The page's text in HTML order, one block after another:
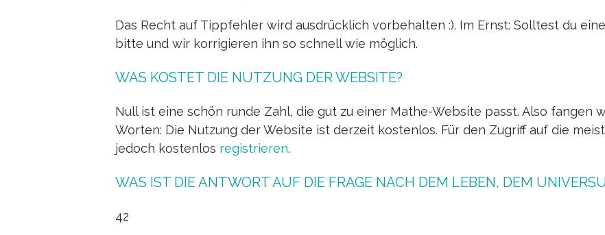
Das Recht auf Tippfehler wird ausdrücklich vorbehalten :). Im Ernst: Solltest du
bitte und wir korrigieren ihn so schnell wie möglich.
WAS KOSTET DIE NUTZUNG DER WEBSITE?
Null ist eine schön runde Zahl, die gut zu einer Mathe-Website passt. Also fangen
Worten: Die Nutzung der Website ist derzeit kostenlos. Für den Zugriff auf die
jedoch kostenlos registrieren.
WAS IST DIE ANTWORT AUF DIE FRAGE NACH DEM LEBEN, DEM
42